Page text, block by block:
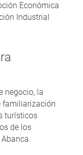
Económica
Industrial
negocio, la
familiarización
turísticos
de los